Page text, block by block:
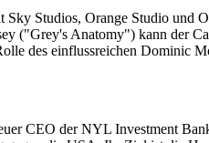
Studios, Orange Studio und
("Grey's Anatomy") kann der
des einflussreichen Dominic
CEO der NYL Investment